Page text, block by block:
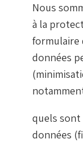
Nous
à la
formulaire
données
quels sont
données